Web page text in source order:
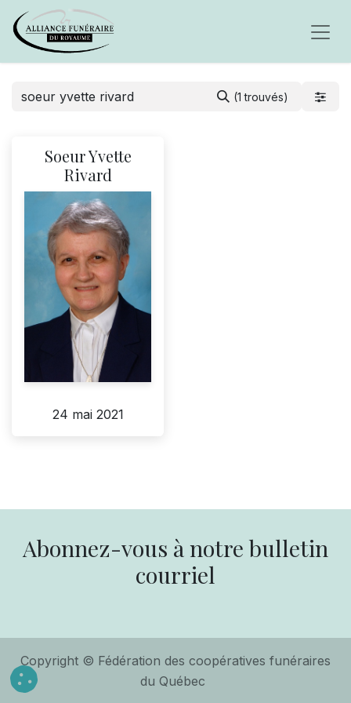
(1 trouvés)
Soeur Yvette
Rivard
24 mai 2021
Abonnez-vous à notre bulletin
courriel
Copyright © Fédération des coopératives funéraires
du Québec